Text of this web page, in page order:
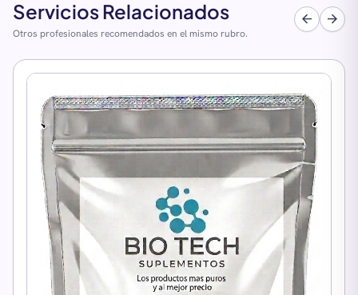
Servicios Relacionados
Otros profesionales recomendados en el mismo rubro.
arrow_back arrow_forward